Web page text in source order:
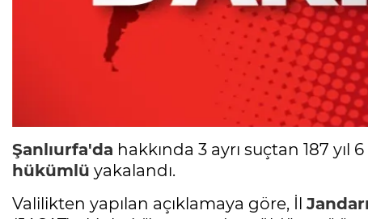
Şanlıurfa'da hakkında 3 ayrı suçtan 187
hükümlü yakalandı.
Valilikten yapılan açıklamaya göre, İl